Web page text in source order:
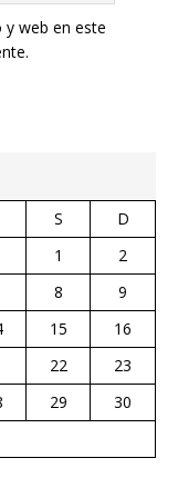
web en este
S
D
1
2
8
9
15
16
22
23
29
30